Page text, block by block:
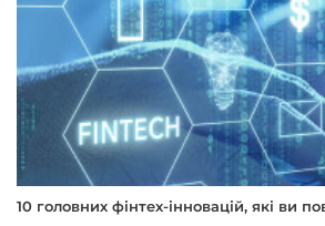
10 головних фінтех-інновацій, які ви